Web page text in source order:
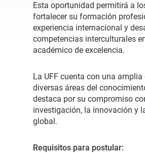
Esta oportunidad permitirá a
fortalecer su formación
experiencia internacional y
competencias interculturales
académico de excelencia.
La UFF cuenta con una amplia
diversas áreas del
destaca por su compromiso
investigación, la innovación y
global.
Requisitos para postular: